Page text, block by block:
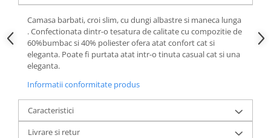
Camasa barbati, croi slim, cu dungi albastre si maneca lunga
. Confectionata dintr-o tesatura de calitate cu compozitie de
60%bumbac si 40% poliester ofera atat confort cat si
eleganta. Poate fi purtata atat intr-o tinuta casual cat si una
eleganta.
Informatii conformitate produs
Caracteristici
Livrare si retur